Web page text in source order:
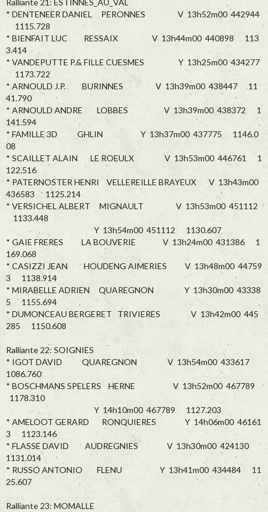
Ralliante 21: ESTINNES_AU_VAL
* DENTENEER DANIEL PERONNES V 13h52m00 442944
1115.728
* BIENFAIT LUC RESSAIX V 13h44m00 440898 113
3.414
* VANDEPUTTE P.& FILLE CUESMES Y 13h25m00 434277
1173.722
* ARNOULD J.P. BURINNES V 13h39m00 438447 11
41.790
* ARNOULD ANDRE LOBBES V 13h39m00 438372 1
141.594
* FAMILLE 3D GHLIN Y 13h37m00 437775 1146.0
08
* SCAILLET ALAIN LE ROEULX V 13h53m00 446761 1
122.516
* PATERNOSTER HENRI VELLEREILLE BRAYEUX V 13h43m00
436583 1125.214
* VERSICHEL ALBERT MIGNAULT V 13h53m00 451112
1133.448
Y 13h54m00 451112 1130.607
* GAIE FRERES LA BOUVERIE V 13h24m00 431386 1
169.068
* CASIZZI JEAN HOUDENG AIMERIES V 13h48m00 44759
3 1138.914
* MIRABELLE ADRIEN QUAREGNON Y 13h30m00 43338
5 1155.694
* DUMONCEAU BERGERET TRIVIERES V 13h42m00 445
285 1150.608
Ralliante 22: SOIGNIES
* IGOT DAVID QUAREGNON V 13h54m00 433617
1086.760
* BOSCHMANS SPELERS HERNE V 13h52m00 467789
1178.310
Y 14h10m00 467789 1127.203
* AMELOOT GERARD RONQUIERES Y 14h06m00 46161
3 1123.146
* FLASSE DAVID AUDREGNIES V 13h30m00 424130
1131.014
* RUSSO ANTONIO FLENU Y 13h41m00 434484 11
25.607
Ralliante 23: MOMALLE